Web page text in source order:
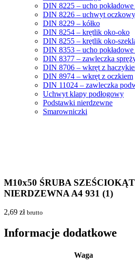
DIN 8225 – ucho pokładowe
DIN 8226 – uchwyt oczkowy
DIN 8229 – kółko
DIN 8254 – krętlik oko-oko
DIN 8255 – krętlik oko-
DIN 8353 – ucho pokładowe
DIN 8377 – zawleczka
DIN 8706 – wkręt z
DIN 8974 – wkręt z oczkiem
DIN 11024 – zawleczka
Uchwyt klapy podłogowy
Podstawki nierdzewne
Smarowniczki
M10x50 ŚRUBA
NIERDZEWNA A4 931 (1)
2,69 zł brutto
Informacje dodatkowe
Waga